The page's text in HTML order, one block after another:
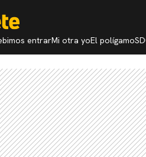
entrarMi otra yoEl polígamo